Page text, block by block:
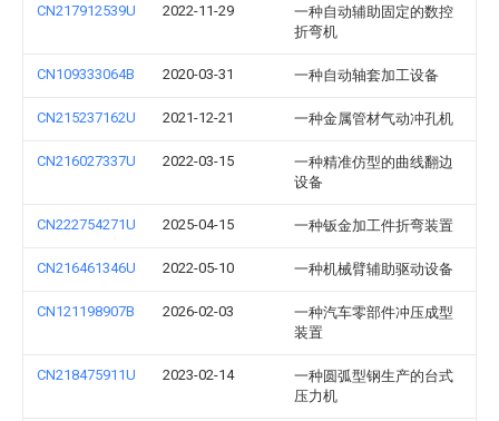
CN217912539U 2022-11-29
一种自动辅助固定的数控
折弯机
CN109333064B 2020-03-31 一种自动轴套加工设备
CN215237162U 2021-12-21 一种金属管材气动冲孔机
CN216027337U 2022-03-15
一种精准仿型的曲线翻边
设备
CN222754271U 2025-04-15 一种钣金加工件折弯装置
CN216461346U 2022-05-10 一种机械臂辅助驱动设备
CN121198907B 2026-02-03
一种汽车零部件冲压成型
装置
CN218475911U 2023-02-14
一种圆弧型钢生产的台式
压力机